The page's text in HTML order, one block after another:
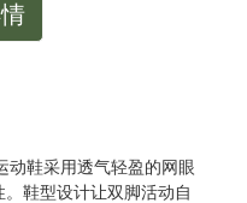
动鞋采用透气轻盈的网眼
鞋型设计让双脚活动自